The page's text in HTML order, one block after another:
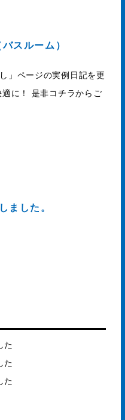
スルーム）
」ページの実例日記を更
に！ 是非コチラからご
ました。
た
た
た